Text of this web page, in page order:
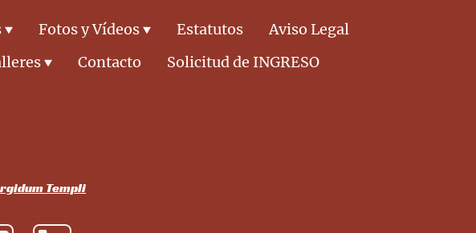
Fotos y Vídeos Estatutos
Aviso Legal
Contacto
Solicitud de INGRESO
Templi